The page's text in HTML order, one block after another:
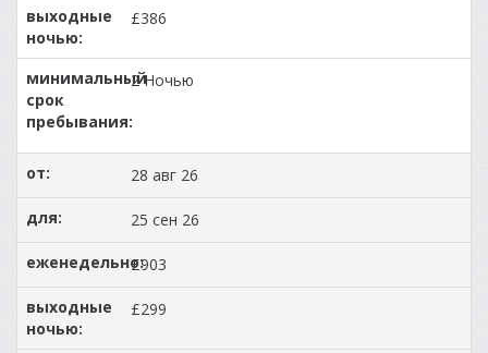
£386
2 Ночью
28 авг 26
25 сен 26
£903
£299